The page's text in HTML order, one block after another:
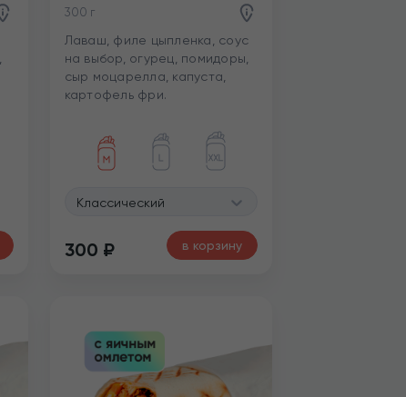
300 г
Лаваш, филе цыпленка, соус
на выбор, огурец, помидоры,
сыр моцарелла, капуста,
картофель фри.
Классический
300 ₽ в корзину